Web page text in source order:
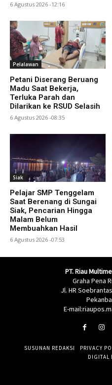
6 Agustus 2026 -12:16
Pelalawan
Petani Diserang Beruang
Madu Saat Bekerja,
Terluka Parah dan
Dilarikan ke RSUD Selasih
6 Agustus 2026 -08:35
Siak
Pelajar SMP Tenggelam
Saat Berenang di Sungai
Siak, Pencarian Hingga
Malam Belum
Membuahkan Hasil
6 Agustus 2026 -07:53
PT. Riau
Graha Pena
Jl. HR
E-
SUSUNAN REDAKSI PRIVACY
DIGITAL